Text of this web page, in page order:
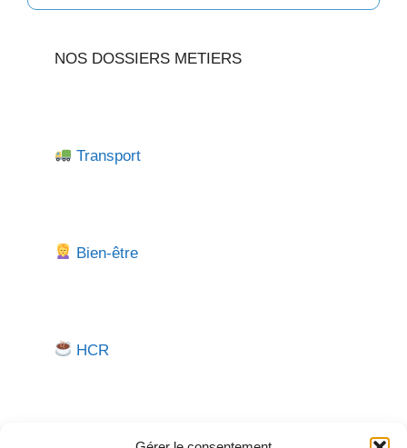
NOS DOSSIERS METIERS
Transport
Bien-être
HCR